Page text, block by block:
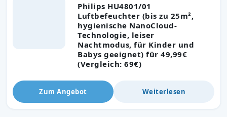
Philips HU4801/01
Luftbefeuchter (bis zu 25m²,
hygienische NanoCloud-
Technologie, leiser
Nachtmodus, für Kinder und
Babys geeignet) für 49,99€
(Vergleich: 69€)
Zum Angebot Weiterlesen